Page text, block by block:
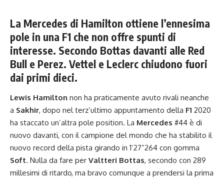
La Mercedes di Hamilton ottiene l’ennesima
pole in una F1 che non offre spunti di
interesse. Secondo Bottas davanti alle Red
Bull e Perez. Vettel e Leclerc chiudono fuori
dai primi dieci.
Lewis Hamilton non ha praticamente avuto rivali neanche
a Sakhir, dopo nel terz’ultimo appuntamento della F1 2020
ha staccato un’altra pole position. La Mercedes #44 è di
nuovo davanti, con il campione del mondo che ha stabilito il
nuovo record della pista girando in 1’27”264 con gomma
Soft. Nulla da fare per Valtteri Bottas, secondo con 289
millesimi di ritardo, ma bravo comunque a prendersi la prima